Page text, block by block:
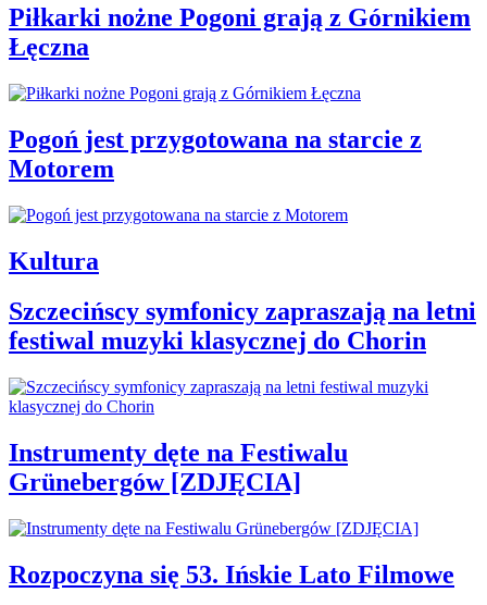
Piłkarki nożne Pogoni grają z Górnikiem
Łęczna
Pogoń jest przygotowana na starcie z
Motorem
Kultura
Szczecińscy symfonicy zapraszają na letni
festiwal muzyki klasycznej do Chorin
Instrumenty dęte na Festiwalu
Grünebergów [ZDJĘCIA]
Rozpoczyna się 53. Ińskie Lato Filmowe